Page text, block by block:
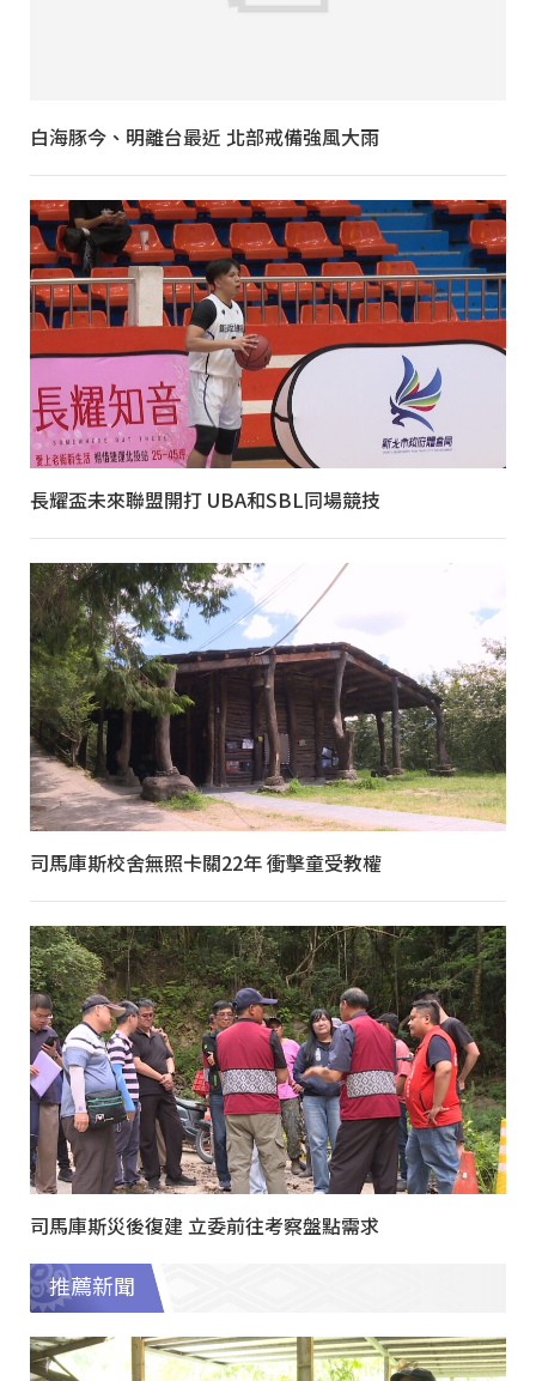
白海豚今、明離台最近 北部戒備強風大雨
長耀盃未來聯盟開打 UBA和SBL同場競技
司馬庫斯校舍無照卡關22年 衝擊童受教權
司馬庫斯災後復建 立委前往考察盤點需求
推薦新聞